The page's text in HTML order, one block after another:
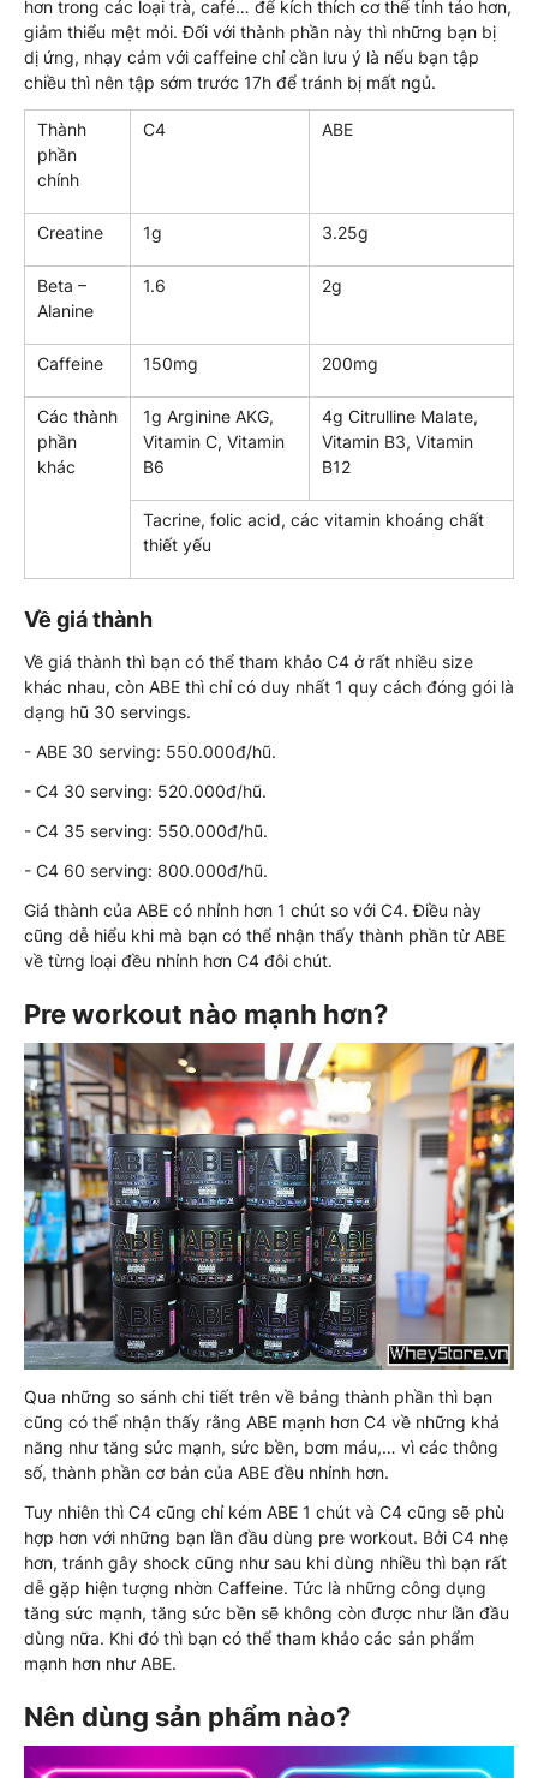
hơn trong các loại trà, café… để kích thích cơ thể tỉnh táo hơn,
giảm thiểu mệt mỏi. Đối với thành phần này thì những bạn bị
dị ứng, nhạy cảm với caffeine chỉ cần lưu ý là nếu bạn tập
chiều thì nên tập sớm trước 17h để tránh bị mất ngủ.
Thành
phần
chính
C4 ABE
Creatine 1g 3.25g
Beta –
Alanine
1.6 2g
Caffeine 150mg 200mg
Các thành
phần
khác
1g Arginine AKG,
Vitamin C, Vitamin
B6
4g Citrulline Malate,
Vitamin B3, Vitamin
B12
Tacrine, folic acid, các vitamin khoáng chất
thiết yếu
Về giá thành
Về giá thành thì bạn có thể tham khảo C4 ở rất nhiều size
khác nhau, còn ABE thì chỉ có duy nhất 1 quy cách đóng gói là
dạng hũ 30 servings.
- ABE 30 serving: 550.000đ/hũ.
- C4 30 serving: 520.000đ/hũ.
- C4 35 serving: 550.000đ/hũ.
- C4 60 serving: 800.000đ/hũ.
Giá thành của ABE có nhỉnh hơn 1 chút so với C4. Điều này
cũng dễ hiểu khi mà bạn có thể nhận thấy thành phần từ ABE
về từng loại đều nhỉnh hơn C4 đôi chút.
Pre workout nào mạnh hơn?
Qua những so sánh chi tiết trên về bảng thành phần thì bạn
cũng có thể nhận thấy rằng ABE mạnh hơn C4 về những khả
năng như tăng sức mạnh, sức bền, bơm máu,… vì các thông
số, thành phần cơ bản của ABE đều nhỉnh hơn.
Tuy nhiên thì C4 cũng chỉ kém ABE 1 chút và C4 cũng sẽ phù
hợp hơn với những bạn lần đầu dùng pre workout. Bởi C4 nhẹ
hơn, tránh gây shock cũng như sau khi dùng nhiều thì bạn rất
dễ gặp hiện tượng nhờn Caffeine. Tức là những công dụng
tăng sức mạnh, tăng sức bền sẽ không còn được như lần đầu
dùng nữa. Khi đó thì bạn có thể tham khảo các sản phẩm
mạnh hơn như ABE.
Nên dùng sản phẩm nào?